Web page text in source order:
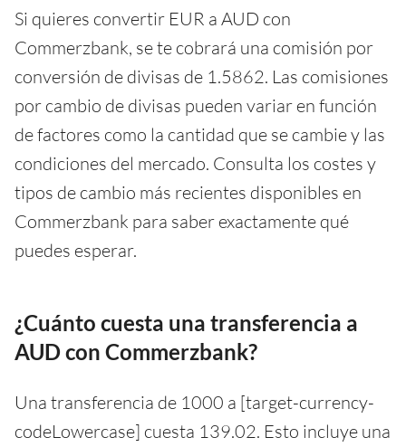
Si quieres convertir EUR a AUD con
Commerzbank, se te cobrará una comisión por
conversión de divisas de 1.5862. Las comisiones
por cambio de divisas pueden variar en función
de factores como la cantidad que se cambie y las
condiciones del mercado. Consulta los costes y
tipos de cambio más recientes disponibles en
Commerzbank para saber exactamente qué
puedes esperar.
¿Cuánto cuesta una transferencia a
AUD con Commerzbank?
Una transferencia de 1000 a [target-currency-
codeLowercase] cuesta 139.02. Esto incluye una